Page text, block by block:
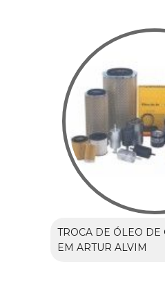
TROCA DE ÓLEO
EM ARTUR ALVIM